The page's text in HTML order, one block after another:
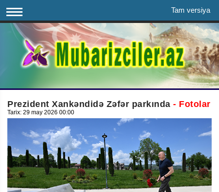
Tam versiya
Prezident Xankəndidə Zəfər parkında - Fotolar
Tarix: 29 may 2026 00:00